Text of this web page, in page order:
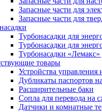
Запасные части для
Запасные части для
Турбонасадки для
Турбонасадки для
Турбонасадки
товары
Устройства управления
Дубликаты паспортов
Расширительные баки
Сопла для перевода на
Датчики и комнатные